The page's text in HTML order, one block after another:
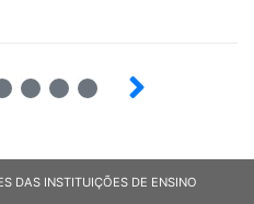
DAS INSTITUIÇÕES DE ENSINO